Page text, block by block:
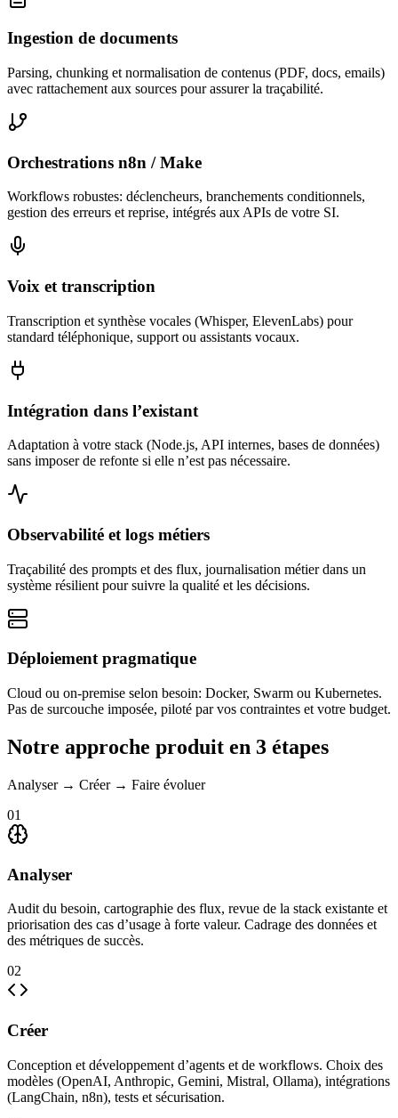
Ingestion de documents
Parsing, chunking et normalisation de contenus (PDF, docs, emails)
avec rattachement aux sources pour assurer la traçabilité.
Orchestrations n8n / Make
Workflows robustes: déclencheurs, branchements conditionnels,
gestion des erreurs et reprise, intégrés aux APIs de votre SI.
Voix et transcription
Transcription et synthèse vocales (Whisper, ElevenLabs) pour
standard téléphonique, support ou assistants vocaux.
Intégration dans l’existant
Adaptation à votre stack (Node.js, API internes, bases de données)
sans imposer de refonte si elle n’est pas nécessaire.
Observabilité et logs métiers
Traçabilité des prompts et des flux, journalisation métier dans un
système résilient pour suivre la qualité et les décisions.
Déploiement pragmatique
Cloud ou on‑premise selon besoin: Docker, Swarm ou Kubernetes.
Pas de surcouche imposée, piloté par vos contraintes et votre budget.
Notre approche produit en 3 étapes
Analyser → Créer → Faire évoluer
01
Analyser
Audit du besoin, cartographie des flux, revue de la stack existante et
priorisation des cas d’usage à forte valeur. Cadrage des données et
des métriques de succès.
02
Créer
Conception et développement d’agents et de workflows. Choix des
modèles (OpenAI, Anthropic, Gemini, Mistral, Ollama), intégrations
(LangChain, n8n), tests et sécurisation.